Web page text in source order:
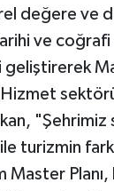
değere ve
ve
"Şehrimiz
turizmin
Master Planı,